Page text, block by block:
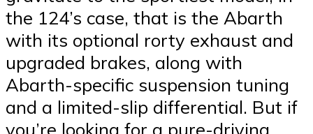
the 124’s case, that is the Abarth
with its optional rorty exhaust and
upgraded brakes, along with
Abarth-specific suspension tuning
and a limited-slip differential. But if
you’re looking for a pure-driving